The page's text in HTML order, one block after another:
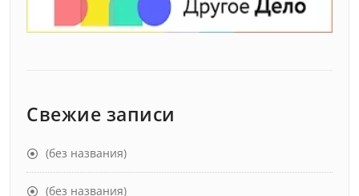
Свежие записи
(без названия)
(без названия)